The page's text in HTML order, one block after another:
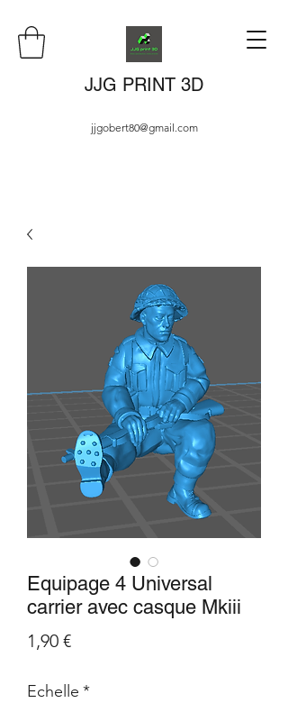
JJG PRINT 3D
jjgobert80@gmail.com
Equipage 4 Universal
carrier avec casque Mkiii
1,90 €Prix
Echelle *